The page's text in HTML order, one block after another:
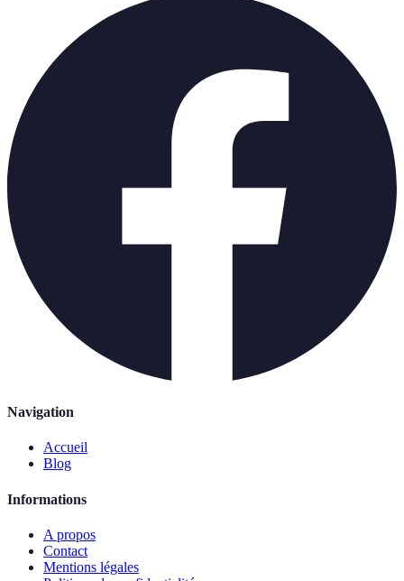
Navigation
Accueil
Blog
Informations
A propos
Contact
Mentions légales